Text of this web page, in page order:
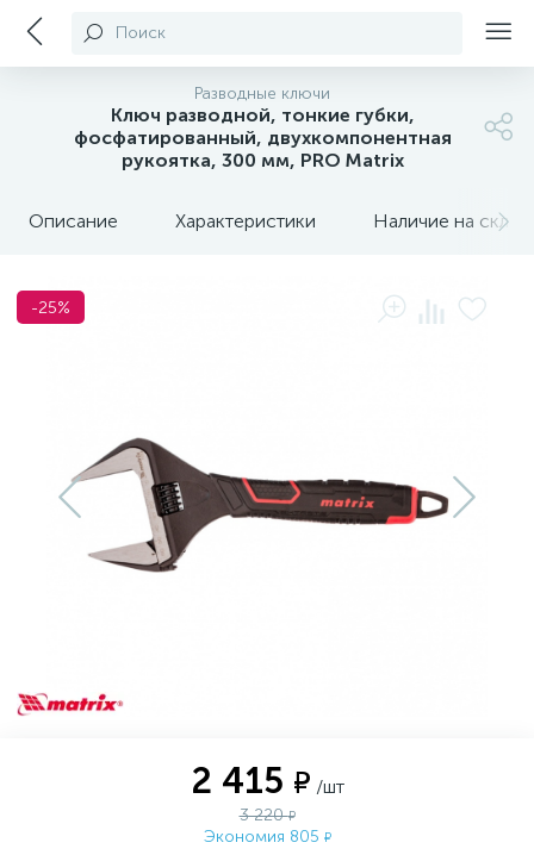
Поиск
Разводные ключи
Ключ разводной, тонкие губки,
фосфатированный, двухкомпонентная
рукоятка, 300 мм, PRO Matrix
Описание Характеристики Наличие на
-25%
2 415 ₽ /шт
3 220₽
Экономия 805 ₽